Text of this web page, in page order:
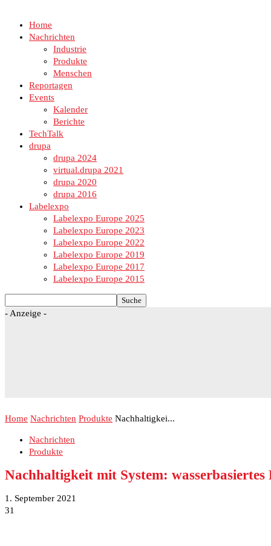
Home
Nachrichten
Industrie
Produkte
Menschen
Reportagen
Events
Kalender
Berichte
TechTalk
drupa
drupa 2024
virtual.drupa 2021
drupa 2020
drupa 2016
Labelexpo
Labelexpo Europe 2025
Labelexpo Europe 2023
Labelexpo Europe 2022
Labelexpo Europe 2019
Labelexpo Europe 2017
Labelexpo Europe 2015
- Anzeige -
Home Nachrichten Produkte Nachhaltigkei...
Nachrichten
Produkte
Nachhaltigkeit mit System: wasserbasiertes
1. September 2021
31